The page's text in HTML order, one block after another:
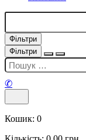
Фільтри
Фільтри
✆
Кошик: 0